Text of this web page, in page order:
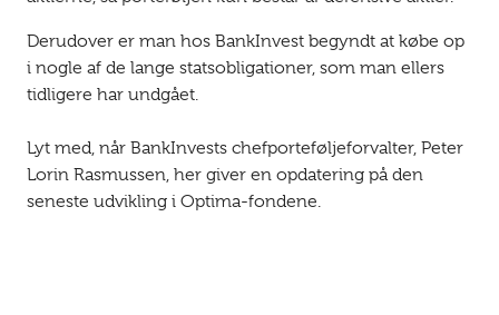
Derudover er man hos BankInvest begyndt at købe op
i nogle af de lange statsobligationer, som man ellers
tidligere har undgået.
Lyt med, når BankInvests chefporteføljeforvalter, Peter
Lorin Rasmussen, her giver en opdatering på den
seneste udvikling i Optima-fondene.